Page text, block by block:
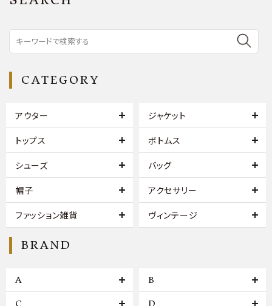
CATEGORY
アウター ジャケット
トップス ボトムス
シューズ バッグ
帽子 アクセサリー
ファッション雑貨 ヴィンテージ
BRAND
A B
C D